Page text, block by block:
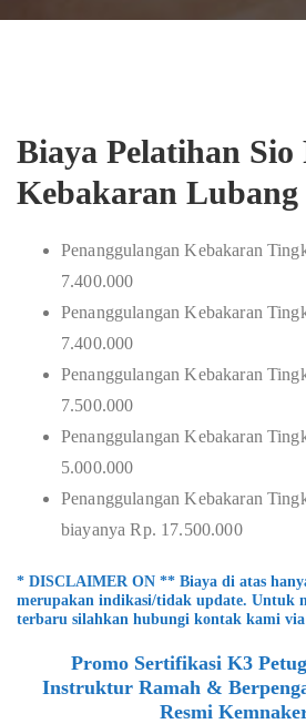
Biaya Pelatihan Sio
Kebakaran Lubang
Penanggulangan Kebakaran
7.400.000
Penanggulangan Kebakaran
7.400.000
Penanggulangan Kebakaran
7.500.000
Penanggulangan Kebakaran
5.000.000
Penanggulangan Kebakaran
biayanya Rp. 17.500.000
* DISCLAIMER ON ** Biaya di atas
merupakan indikasi/tidak update. Untuk
terbaru silahkan hubungi kontak kami
Promo Sertifikasi K3
Instruktur Ramah &
Resmi